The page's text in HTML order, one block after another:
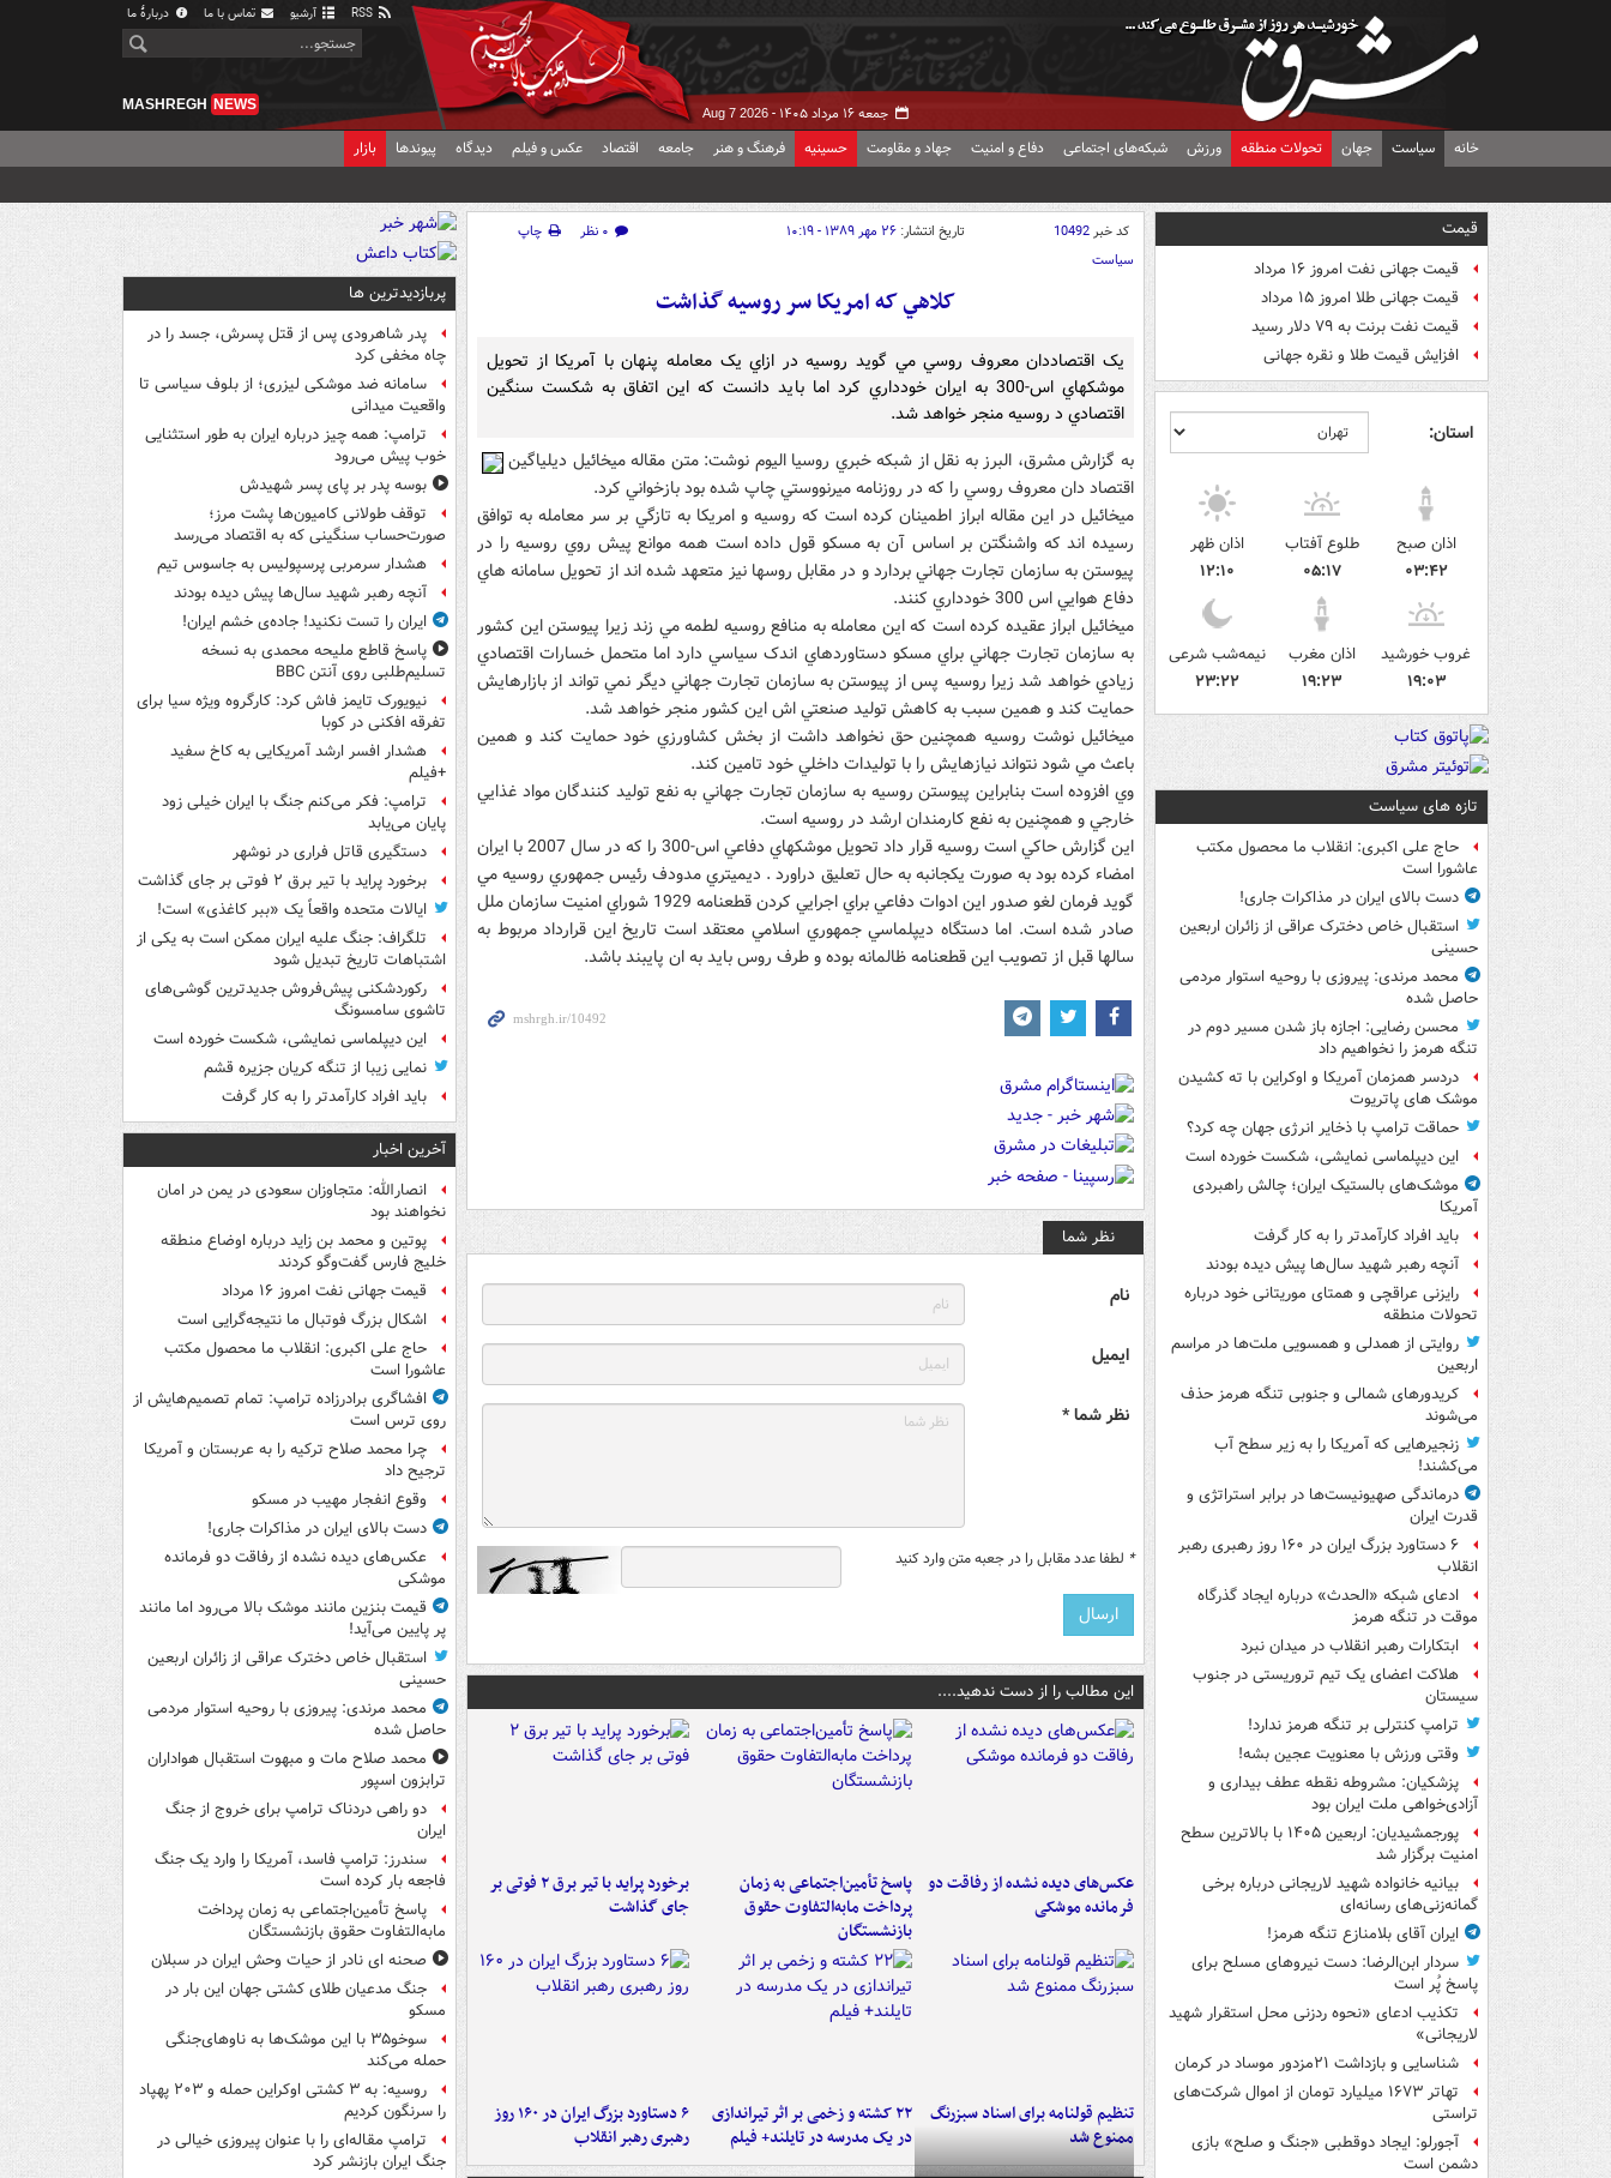
آرشیو تماس با ما دربارهٔ ما
جمعه ۱۶ مرداد ۱۴۰۵ - Aug 7 2026
MASHREGH NEWS
خانه سیاست جهان تحولات منطقه ورزش شبکه‌های اجتماعی دفاع و امنیت جهاد و مقاومت حسینیه فرهنگ و هنر جامعه اقتصاد عکس و فیلم دیدگاه پیوندها بازار
قیمت
قیمت جهانی نفت امروز ۱۶ مرداد
قیمت جهانی طلا امروز ۱۵ مرداد
قیمت نفت برنت به ۷۹ دلار رسید
افزایش قیمت طلا و نقره جهانی
استان:
اذان صبح
۰۳:۴۲
طلوع آفتاب
۰۵:۱۷
اذان ظهر
۱۲:۱۰
غروب خورشید
۱۹:۰۳
اذان مغرب
۱۹:۲۳
نیمه‌شب شرعی
۲۳:۲۲
تازه های سیاست
حاج علی اکبری: انقلاب ما محصول مکتب
عاشورا است
دست بالای ایران در مذاکرات جاری!
استقبال خاص دخترک عراقی از زائران اربعین
حسینی
محمد مرندی: پیروزی با روحیه استوار مردمی
حاصل شده
محسن رضایی: اجازه باز شدن مسیر دوم در
تنگه هرمز را نخواهیم داد
دردسر همزمان آمریکا و اوکراین با ته کشیدن
موشک های پاتریوت
حماقت ترامپ با ذخایر انرژی جهان چه کرد؟
این دیپلماسی نمایشی، شکست خورده است
موشک‌های بالستیک ایران؛ چالش راهبردی
آمریکا
باید افراد کارآمدتر را به کار گرفت
آنچه رهبر شهید سال‌ها پیش دیده بودند
رایزنی عراقچی و همتای موریتانی خود درباره
تحولات منطقه
روایتی از همدلی و همسویی ملت‌ها در مراسم
اربعین
کریدورهای شمالی و جنوبی تنگه هرمز حذف
می‌شوند
زنجیرهایی که آمریکا را به زیر سطح آب
می‌کشند!
درماندگی صهیونیست‌ها در برابر استراتژی و
قدرت ایران
۶ دستاورد بزرگ ایران در ۱۶۰ روز رهبری رهبر
انقلاب
ادعای شبکه «الحدث» درباره ایجاد گذرگاه
موقت در تنگه هرمز
ابتکارات رهبر انقلاب در میدان نبرد
هلاکت اعضای یک تیم تروریستی در جنوب
سیستان
ترامپ کنترلی بر تنگه هرمز ندارد!
وقتی ورزش با معنویت عجین بشه!
پزشکیان: مشروطه نقطه عطف بیداری و
آزادی‌خواهی ملت ایران بود
پورجمشیدیان: اربعین ۱۴۰۵ با بالاترین سطح
امنیت برگزار شد
بیانیه خانواده شهید لاریجانی درباره برخی
گمانه‌زنی‌های رسانه‌ای
ایران آقای بلامنازع تنگه هرمز!
سردار ابن‌الرضا: دست نیروهای مسلح برای
پاسخ پُر است
تکذیب ادعای «نحوه ردزنی محل استقرار شهید
لاریجانی»
شناسایی و بازداشت ۲۱مزدور موساد در کرمان
تهاتر ۱۶۷۳ میلیارد تومان از اموال شرکت‌های
تراستی
آجورلو: ایجاد دوقطبی «جنگ و صلح‌» بازی
دشمن است
کد خبر10492 تاریخ انتشار: ۲۶ مهر ۱۳۸۹ - ۱۰:۱۹ ۰ نظر
چاپ
سیاست
کلاهي که امريکا سر روسيه گذاشت
يک اقتصاددان معروف روسي مي گويد روسيه در ازاي يک معامله پنهان با آمريکا از تحويل
موشکهاي اس-300 به ايران خودداري کرد اما بايد دانست که اين اتفاق به شکست سنگين
اقتصادي د روسيه منجر خواهد شد.
به گزارش مشرق، البرز به نقل از شبکه خبري روسيا اليوم نوشت: متن مقاله ميخائيل ديلياگين
اقتصاد دان معروف روسي را که در روزنامه ميرنووستي چاپ شده بود بازخواني کرد.
ميخائيل در اين مقاله ابراز اطمينان کرده است که روسيه و امريکا به تازگي بر سر معامله به توافق
رسيده اند که واشنگتن بر اساس آن به مسکو قول داده است همه موانع پيش روي روسيه را در
پيوستن به سازمان تجارت جهاني بردارد و در مقابل روسها نيز متعهد شده اند از تحويل سامانه هاي
دفاع هوايي اس 300 خودداري کنند.
ميخائيل ابراز عقيده کرده است که اين معامله به منافع روسيه لطمه مي زند زيرا پيوستن اين کشور
به سازمان تجارت جهاني براي مسکو دستاوردهاي اندک سياسي دارد اما متحمل خسارات اقتصادي
زيادي خواهد شد زيرا روسيه پس از پيوستن به سازمان تجارت جهاني ديگر نمي تواند از بازارهايش
حمايت کند و همين سبب به کاهش توليد صنعتي اش اين کشور منجر خواهد شد.
ميخائيل نوشت روسيه همچنين حق نخواهد داشت از بخش کشاورزي خود حمايت کند و همين
باعث مي شود نتواند نيازهايش را با توليدات داخلي خود تامين کند.
وي افزوده است بنابراين پيوستن روسيه به سازمان تجارت جهاني به نفع توليد کنندگان مواد غذايي
خارجي و همچنين به نفع کارمندان ارشد در روسيه است.
اين گزارش حاکي است روسيه قرار داد تحويل موشکهاي دفاعي اس-300 را که در سال 2007 با ايران
امضاء کرده بود به صورت يکجانبه به حال تعليق دراورد . ديميتري مدودف رئيس جمهوري روسيه مي
گويد فرمان لغو صدور اين ادوات دفاعي براي اجرايي کردن قطعنامه 1929 شوراي امنيت سازمان ملل
صادر شده است. اما دستگاه ديپلماسي جمهوري اسلامي معتقد است تاريخ اين قرارداد مربوط به
سالها قبل از تصويب اين قطعنامه ظالمانه بوده و طرف روس بايد به ان پايبند باشد.
نظر شما
نام
ایمیل
نظر شما *
* لطفا عدد مقابل را در جعبه متن وارد کنید
این مطالب را از دست ندهید....
عکس‌های دیده نشده از رفاقت دو
فرمانده‌ موشکی
پاسخ تأمین‌اجتماعی به زمان
پرداخت مابه‌التفاوت حقوق
بازنشستگان
برخورد پراید با تیر برق ۲ فوتی بر
جای گذاشت
تنظیم قولنامه برای اسناد سبزرنگ
ممنوع شد
۲۲ کشته و زخمی بر اثر تیراندازی
در یک مدرسه در تایلند+ فیلم
۶ دستاورد بزرگ ایران در ۱۶۰ روز
رهبری رهبر انقلاب
پربازدیدترین ها
پدر شاهرودی پس از قتل پسرش، جسد را در
چاه مخفی کرد
سامانه ضد موشکی لیزری؛ از بلوف سیاسی تا
واقعیت میدانی
ترامپ: همه چیز درباره ایران به طور استثنایی
خوب پیش می‌رود
بوسه‌ پدر بر پای پسر شهیدش
توقف طولانی کامیون‌ها پشت مرز؛
صورت‌حساب سنگینی که به اقتصاد می‌رسد
هشدار سرمربی پرسپولیس به جاسوس تیم
آنچه رهبر شهید سال‌ها پیش دیده بودند
ایران را تست نکنید! جاده‌ی خشم ایران!
پاسخ قاطع ملیحه محمدی به نسخه
تسلیم‌طلبی روی آنتن BBC
نیویورک تایمز فاش کرد: کارگروه ویژه سیا برای
تفرقه افکنی در کوبا
هشدار افسر ارشد آمریکایی به کاخ سفید
+فیلم
ترامپ: فکر می‌کنم جنگ با ایران خیلی زود
پایان می‌یابد
دستگیری قاتل فراری در نوشهر
برخورد پراید با تیر برق ۲ فوتی بر جای گذاشت
ایالات متحده واقعاً یک «ببر کاغذی» است!
تلگراف: جنگ علیه ایران ممکن است به یکی از
اشتباهات تاریخ تبدیل شود
رکوردشکنی پیش‌فروش جدیدترین گوشی‌های
تاشوی سامسونگ
این دیپلماسی نمایشی، شکست خورده است
نمایی زیبا از تنگه کریان جزیره قشم
باید افراد کارآمدتر را به کار گرفت
آخرین اخبار
انصارالله: متجاوزان سعودی در یمن در امان
نخواهند بود
پوتین و محمد بن زاید درباره اوضاع منطقه
خلیج فارس گفت‌وگو کردند
قیمت جهانی نفت امروز ۱۶ مرداد
اشکال بزرگ فوتبال ما نتیجه‌گرایی است
حاج علی اکبری: انقلاب ما محصول مکتب
عاشورا است
افشاگری برادرزاده ترامپ: تمام تصمیم‌هایش از
روی ترس است
چرا محمد صلاح ترکیه را به عربستان و آمریکا
ترجیح داد
وقوع انفجار مهیب در مسکو
دست بالای ایران در مذاکرات جاری!
عکس‌های دیده نشده از رفاقت دو فرمانده‌
موشکی
قیمت بنزین مانند موشک بالا می‌رود اما مانند
پر پایین می‌آید!
استقبال خاص دخترک عراقی از زائران اربعین
حسینی
محمد مرندی: پیروزی با روحیه استوار مردمی
حاصل شده
محمد صلاح مات و مبهوت استقبال هواداران
ترابزون اسپور
دو راهی دردناک ترامپ برای خروج از جنگ
ایران
سندرز: ترامپ فاسد، آمریکا را وارد یک جنگ
فاجعه بار کرده است
پاسخ تأمین‌اجتماعی به زمان پرداخت
مابه‌التفاوت حقوق بازنشستگان
صحنه ای نادر از حیات وحش ایران در سبلان
جنگ مدعیان طلای کشتی جهان این بار در
مسکو
سوخو۳۵ با این موشک‌ها به ناوهای‌جنگی
حمله می‌کند
روسیه: به ۳ کشتی اوکراین حمله و ۲۰۳ پهپاد
را سرنگون کردیم
ترامپ مقاله‌ای را با عنوان پیروزی خیالی در
جنگ ایران بازنشر کرد